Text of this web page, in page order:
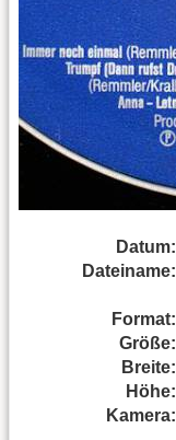
Datum:
Dateiname:
Format:
Größe:
Breite:
Höhe:
Kamera: